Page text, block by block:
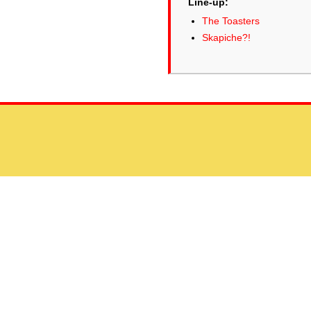
The Toasters
Skapiche?!